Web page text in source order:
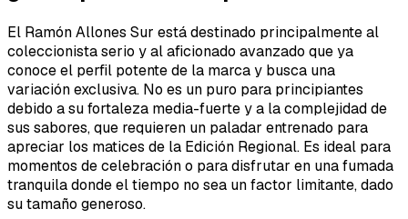
El Ramón Allones Sur está destinado principalmente al
coleccionista serio y al aficionado avanzado que ya
conoce el perfil potente de la marca y busca una
variación exclusiva. No es un puro para principiantes
debido a su fortaleza media-fuerte y a la complejidad de
sus sabores, que requieren un paladar entrenado para
apreciar los matices de la Edición Regional. Es ideal para
momentos de celebración o para disfrutar en una fumada
tranquila donde el tiempo no sea un factor limitante, dado
su tamaño generoso.